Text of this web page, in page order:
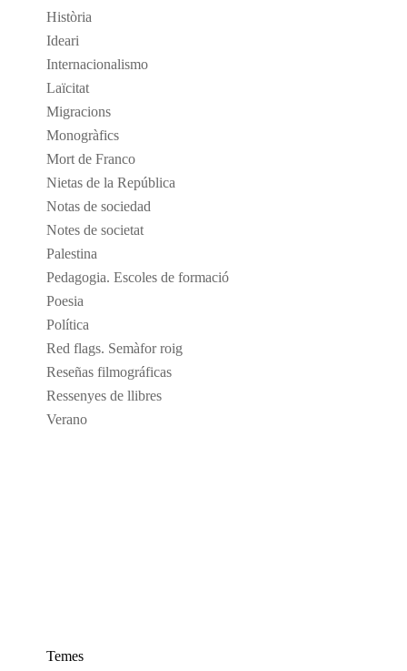
Història
Ideari
Internacionalismo
Laïcitat
Migracions
Monogràfics
Mort de Franco
Nietas de la República
Notas de sociedad
Notes de societat
Palestina
Pedagogia. Escoles de formació
Poesia
Política
Red flags. Semàfor roig
Reseñas filmográficas
Ressenyes de llibres
Verano
Temes